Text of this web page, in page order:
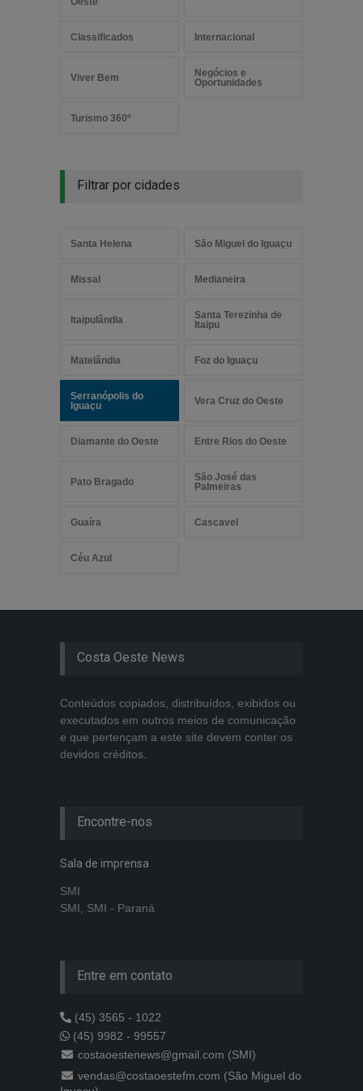
Classificados Internacional
Viver Bem
Negócios e
Oportunidades
Turismo 360º
Filtrar por cidades
Santa Helena São Miguel do Iguaçu
Missal Medianeira
Itaipulândia
Santa Terezinha de
Itaipu
Matelândia Foz do Iguaçu
Serranópolis do
Iguaçu
Vera Cruz do Oeste
Diamante do Oeste Entre Rios do Oeste
Pato Bragado
São José das
Palmeiras
Guaíra Cascavel
Céu Azul
Costa Oeste News
Conteúdos copiados, distribuídos, exibidos ou
executados em outros meios de comunicação
e que pertençam a este site devem conter os
devidos créditos.
Encontre-nos
Sala de imprensa
SMI
SMI, SMI - Paraná
Entre em contato
(45) 3565 - 1022
(45) 9982 - 99557
costaoestenews@gmail.com (SMI)
vendas@costaoestefm.com (São Miguel do